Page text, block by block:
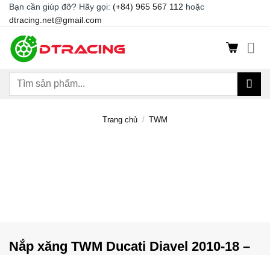
Chuyển
đến
dung
Bạn cần giúp đỡ? Hãy gọi: (+84) 965 567 112 hoặc
dtracing.net@gmail.com
Tìm
Trang chủ / TWM
Nắp xăng TWM Ducati Diavel 2010-18 –